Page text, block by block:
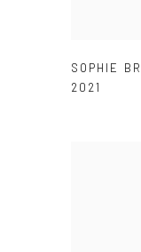
SOPHIE
2021